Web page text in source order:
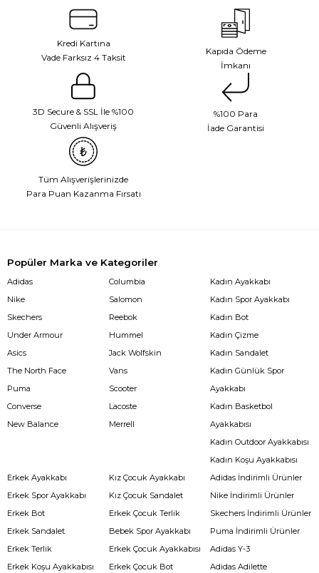
Kredi Kartına
Vade Farksız 4 Taksit
Kapıda Ödeme
İmkanı
3D Secure & SSL İle %100
Güvenli Alışveriş
%100 Para
İade Garantisi
Tüm Alışverişlerinizde
Para Puan Kazanma Fırsatı
Popüler Marka ve Kategoriler
Adidas
Nike
Skechers
Under Armour
Asics
The North Face
Puma
Converse
New Balance
Columbia
Salomon
Reebok
Hummel
Jack Wolfskin
Vans
Scooter
Lacoste
Merrell
Kadın Ayakkabı
Kadın Spor Ayakkabı
Kadın Bot
Kadın Çizme
Kadın Sandalet
Kadın Günlük Spor
Ayakkabı
Kadın Basketbol
Ayakkabısı
Kadın Outdoor Ayakkabısı
Kadın Koşu Ayakkabısı
Erkek Ayakkabı
Erkek Spor Ayakkabı
Erkek Bot
Erkek Sandalet
Erkek Terlik
Erkek Koşu Ayakkabısı
Kız Çocuk Ayakkabı
Kız Çocuk Sandalet
Erkek Çocuk Terlik
Bebek Spor Ayakkabı
Erkek Çocuk Ayakkabısı
Erkek Çocuk Bot
Adidas İndirimli Ürünler
Nike İndirimli Ürünler
Skechers İndirimli Ürünler
Puma İndirimli Ürünler
Adidas Y-3
Adidas Adilette